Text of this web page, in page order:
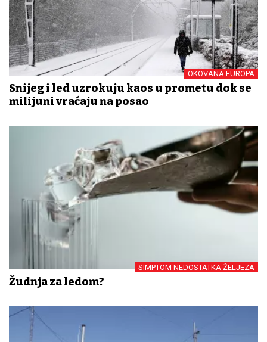
OKOVANA EUROPA
Snijeg i led uzrokuju kaos u prometu dok se
milijuni vraćaju na posao
SIMPTOM NEDOSTATKA ŽELJEZA
Žudnja za ledom?